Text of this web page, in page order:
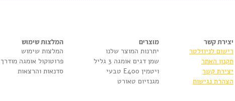
יצירת קשר
רישום לניוזלטר
תקנון האתר
יצירת קשר
הצהרת נגישות
מוצרים
יתרנות המוצר שלנו
שמן דגים אומגה 3 גליל
ויטמין E400 טבעי
מגנזיום טאורט
המלצות שימוש
המלצות שימוש
פרוטוקול אומגה מודרך
סדנאות והרצאות